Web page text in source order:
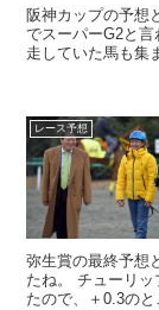
阪神カップの予想
でスーパーG2と言われます。 秋のスプリ
走していた馬も集
レース予想
弥生賞の最終予想
たね。 チューリップ賞はダノンファンタジーの単勝。 1.3倍でもあっ
たので、＋0.3の